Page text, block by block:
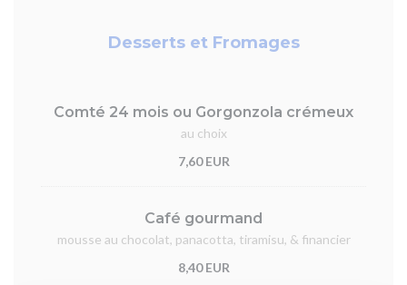
Desserts et Fromages
Comté 24 mois ou Gorgonzola crémeux
au choix
7,60 EUR
Café gourmand
mousse au chocolat, panacotta, tiramisu, & financier
8,40 EUR